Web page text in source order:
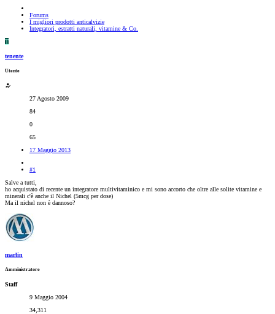
Forums
I migliori prodotti anticalvizie
Integratori, estratti naturali, vitamine & Co.
T
tenente
Utente
27 Agosto 2009
84
0
65
17 Maggio 2013
#1
Salve a tutti,
ho acquistato di recente un integratore multivitaminico e mi sono accorto che oltre alle solite vitamine e
minerali c'è anche il Nichel (5mcg per dose)
Ma il nichel non è dannoso?
marlin
Amministratore
Staff
9 Maggio 2004
34,311